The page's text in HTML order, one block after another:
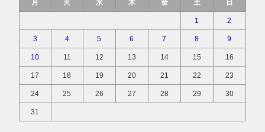
月
火 水 木 金 土 日
1 2
3 4 5 6 7 8 9
10 11 12 13 14 15 16
17 18 19 20 21 22 23
24 25 26 27 28 29 30
31